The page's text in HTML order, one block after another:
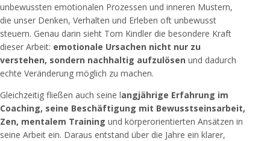
unbewussten emotionalen Prozessen und inneren Mustern,
die unser Denken, Verhalten und Erleben oft unbewusst
steuern. Genau darin sieht Tom Kindler die besondere Kraft
dieser Arbeit: emotionale Ursachen nicht nur zu
verstehen, sondern nachhaltig aufzulösen und dadurch
echte Veränderung möglich zu machen.
Gleichzeitig fließen auch seine langjährige Erfahrung im
Coaching, seine Beschäftigung mit Bewusstseinsarbeit,
Zen, mentalem Training und körperorientierten Ansätzen in
seine Arbeit ein. Daraus entstand über die Jahre ein klarer,